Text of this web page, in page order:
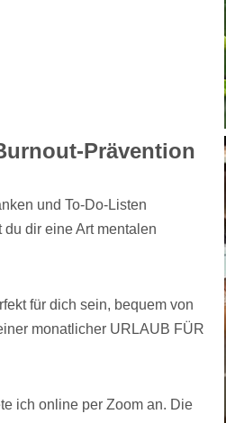
Prävention
und To-Do-Listen
dir eine Art mentalen
für dich sein, bequem von
monatlicher URLAUB FÜR
ich online per Zoom an. Die